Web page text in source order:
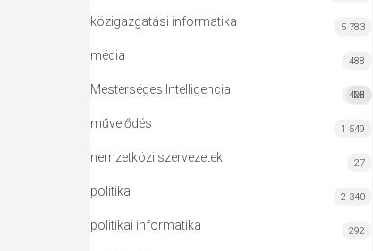
közigazgatási informatika 5 783
média 488
Mesterséges Intelligencia MI
428
művelődés 1 549
nemzetközi szervezetek 27
politika 2 340
politikai informatika 292